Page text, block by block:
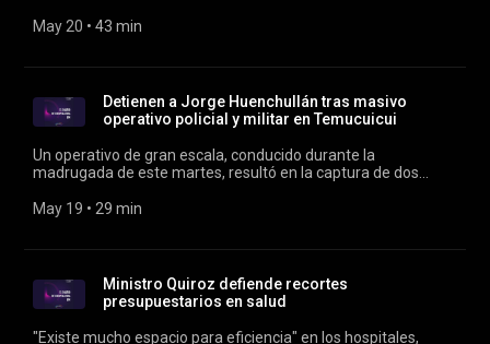
votación en particular de los artículos del cuerpo legal.
May 20 • 43 min
Detienen a Jorge Huenchullán tras masivo
operativo policial y militar en Temucuicui
Un operativo de gran escala, conducido durante la
madrugada de este martes, resultó en la captura de dos
entre ellos Huenchullán quien llevaba cinco años prófugo.
May 19 • 29 min
Ministro Quiroz defiende recortes
presupuestarios en salud
"Existe mucho espacio para eficiencia" en los hospitales,